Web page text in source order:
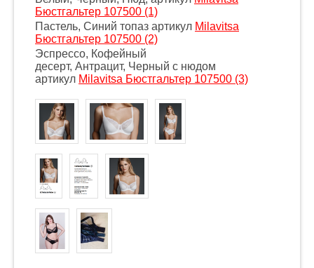
Бюстгальтер 107500 (1)
Пастель, Синий топаз артикул Milavitsa
Бюстгальтер 107500 (2)
Эспрессо, Кофейный
десерт, Антрацит, Черный с нюдом
артикул Milavitsa Бюстгальтер 107500 (3)